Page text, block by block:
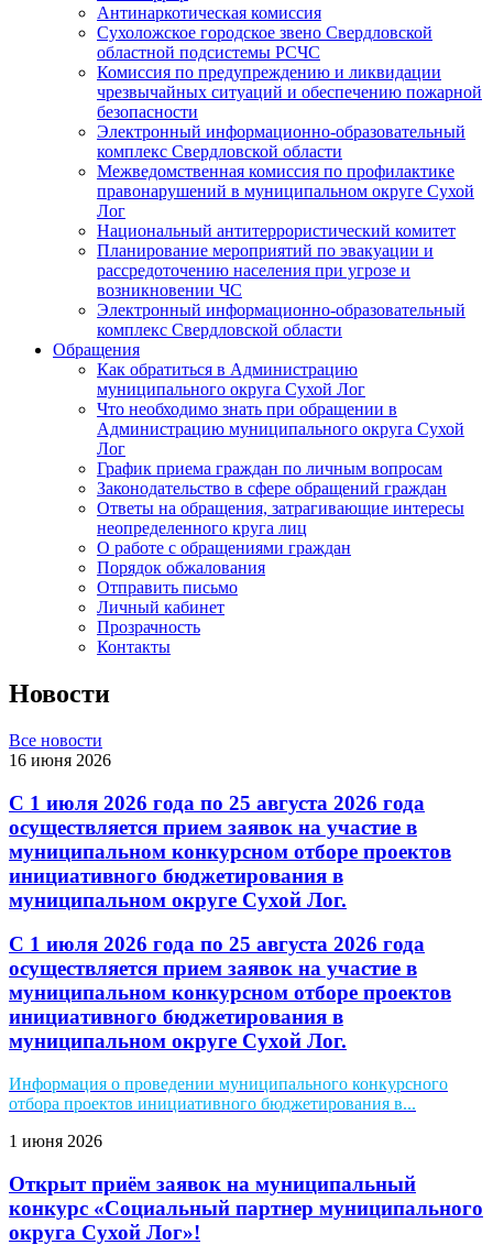
Антинаркотическая комиссия
Сухоложское городское звено Свердловской
областной подсистемы РСЧС
Комиссия по предупреждению и ликвидации
чрезвычайных ситуаций и обеспечению пожарной
безопасности
Электронный информационно-образовательный
комплекс Cвердловской области
Межведомственная комиссия по профилактике
правонарушений в муниципальном округе Сухой
Лог
Национальный антитеррористический комитет
Планирование мероприятий по эвакуации и
рассредоточению населения при угрозе и
возникновении ЧС
Электронный информационно-образовательный
комплекс Свердловской области
Обращения
Как обратиться в Администрацию
муниципального округа Сухой Лог
Что необходимо знать при обращении в
Администрацию муниципального округа Сухой
Лог
График приема граждан по личным вопросам
Законодательство в сфере обращений граждан
Ответы на обращения, затрагивающие интересы
неопределенного круга лиц
О работе с обращениями граждан
Порядок обжалования
Отправить письмо
Личный кабинет
Прозрачность
Контакты
Новости
Все новости
16 июня 2026
С 1 июля 2026 года по 25 августа 2026 года
осуществляется прием заявок на участие в
муниципальном конкурсном отборе проектов
инициативного бюджетирования в
муниципальном округе Сухой Лог.
С 1 июля 2026 года по 25 августа 2026 года
осуществляется прием заявок на участие в
муниципальном конкурсном отборе проектов
инициативного бюджетирования в
муниципальном округе Сухой Лог.
Информация о проведении муниципального конкурсного
отбора проектов инициативного бюджетирования в...
1 июня 2026
Открыт приём заявок на муниципальный
конкурс «Социальный партнер муниципального
округа Сухой Лог»!